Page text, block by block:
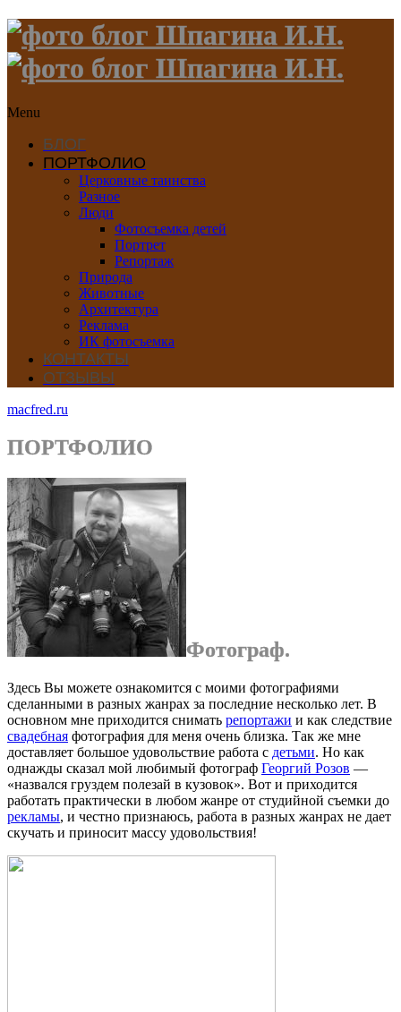
Menu
БЛОГ
ПОРТФОЛИО
Церковные таинства
Разное
Люди
Фотосъемка детей
Портрет
Репортаж
Природа
Животные
Архитектура
Реклама
ИК фотосъемка
КОНТАКТЫ
ОТЗЫВЫ
macfred.ru
ПОРТФОЛИО
Фотограф.
Здесь Вы можете ознакомится с моими фотографиями
сделанными в разных жанрах за последние несколько лет. В
основном мне приходится снимать репортажи и как следствие
свадебная фотография для меня очень близка. Так же мне
доставляет большое удовольствие работа с детьми. Но как
однажды сказал мой любимый фотограф Георгий Розов —
«назвался груздем полезай в кузовок». Вот и приходится
работать практически в любом жанре от студийной съемки до
рекламы, и честно признаюсь, работа в разных жанрах не дает
скучать и приносит массу удовольствия!